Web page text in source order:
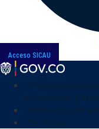
Acceso SICAU